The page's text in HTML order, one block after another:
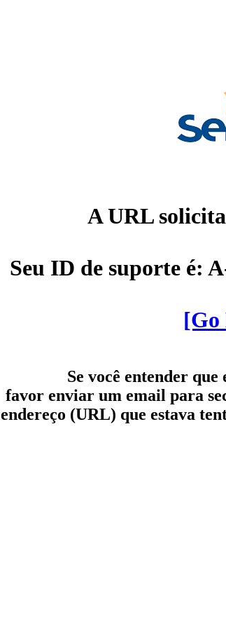
A URL
Seu ID de suporte é:
[Go
Se você entender
favor enviar um email para
endereço (URL) que estava